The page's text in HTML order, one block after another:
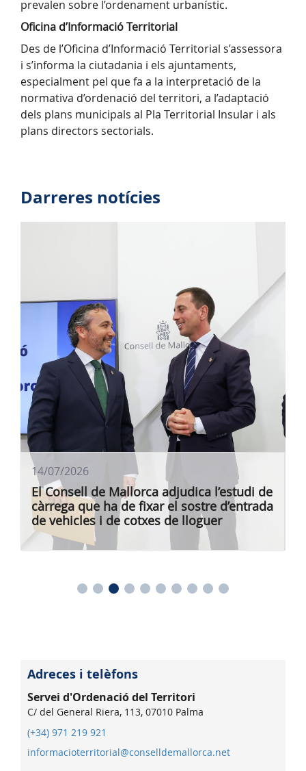
prevalen sobre l’ordenament urbanístic.
Oficina d’Informació Territorial
Des de l’Oficina d’Informació Territorial s’assessora
i s’informa la ciutadania i els ajuntaments,
especialment pel que fa a la interpretació de la
normativa d’ordenació del territori, a l’adaptació
dels plans municipals al Pla Territorial Insular i als
plans directors sectorials.
Darreres notícies
14/07/2026
El Consell de Mallorca adjudica l’estudi de
càrrega que ha de fixar el sostre d’entrada
de vehicles i de cotxes de lloguer
Adreces i telèfons
Servei d'Ordenació del Territori
C/ del General Riera, 113, 07010 Palma
(+34) 971 219 921
informacioterritorial@conselldemallorca.net